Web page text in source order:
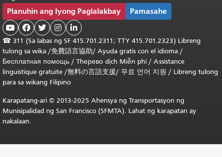
Planuhin ang Iyong Paglalakbay Pamasahe
    
☎ 311 (Sa labas ng SF 415.701.2311; TTY 415.701.2323) Libreng
tulong sa wika /免費語言協助/ Ayuda gratis con el idioma /
Бесплатная помощь / Thерево dịch Miễn phí/ Assistance
linguistique gratuite /無料の言語支援/ 무료 언어 지원 / Libreng tulong
para sa wikang Filipino
Karapatang-ari © 2013-2025 Ahensya ng Transportasyon ng
Munisipalidad ng San Francisco (SFMTA). Lahat ng karapatan ay
nakalaan.